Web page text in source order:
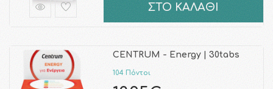
ΣΤΟ ΚΑΛΑΘΙ
CENTRUM - Energy | 30tabs
104 Πόντοι